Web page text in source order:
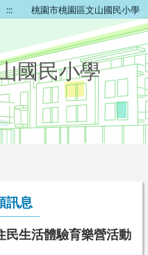
::: 桃園市桃園區文山國民小學
國民小學
訊息
民生活體驗育樂營活動